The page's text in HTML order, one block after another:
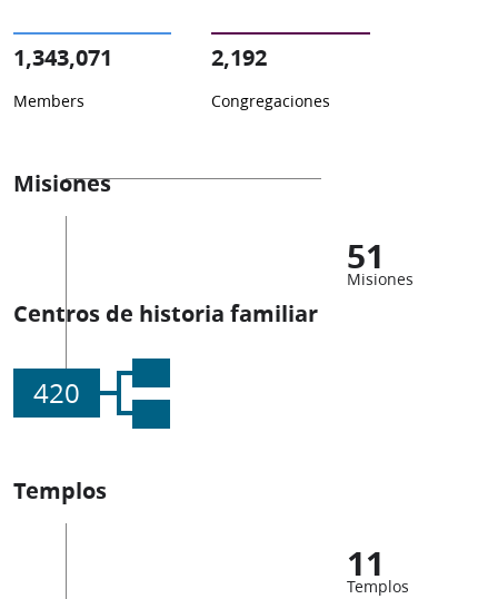
1,343,071
Members
2,192
Congregaciones
Misiones
51
Misiones
Centros de historia familiar
420
Templos
11
Templos